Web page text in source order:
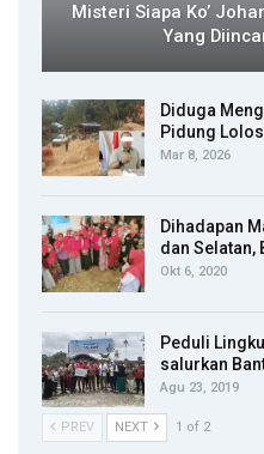
Misteri Siapa Ko’
Yang
Diduga
Pidung
Mar 8, 2026
Dihadapan
dan Selatan,
Okt 6, 2020
Peduli
salurkan
Agu 23, 2019
PREV NEXT 1 of 2